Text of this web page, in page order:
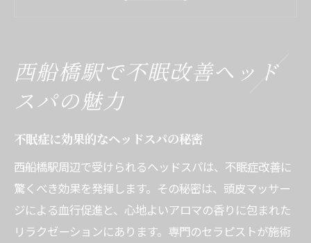
専門セラピストによる極上のリラックス
西船橋のヘッドスパで快眠を手に入れる
快眠効果の高いヘッドスパの特徴
西船橋で味わう深いリラックス体験
不眠改善に役立つマッサージ技術
ヘッドスパでストレスを解消する方法
アロマオイルが導く心地よい眠り
ヘッドスパ体験で得られる安眠効果
西船橋駅で不眠改善ヘッド
スパの魅力
不眠症に効果的なヘッドスパの秘密
西船橋駅周辺で受けられるヘッドスパは、不眠症改善に
驚くべき効果を発揮します。その秘密は、頭皮マッサー
ジによる血行促進と、心地よいアロマの香りに包まれた
リラクゼーションにあります。専門のセラピストが施術